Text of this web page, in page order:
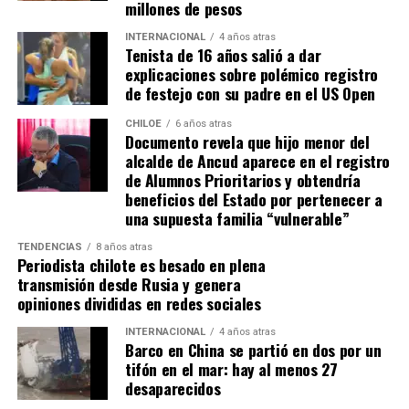
Actualmente, Gómez se encuentra en Santiago
realizando trámites y participando como invitada en
distintos medios de comunicación. Aunque aún no tiene
una fecha exacta para su viaje a Estados Unidos, donde
se administra el medicamento, indicó que esperan
realizarlo «a mediados de junio».
Cabe destacar que, pese a que se logró reunir el dinero y,
por ende, la meta se cumplió, continúan circulando por
redes sociales, eventos a beneficios de Tomás Ross.
¿Como ayudar?
Instagram, Dante_contra_duchenne
Fernando Jara (padre)
19.968.680-1
Banco Falabella, cuenta corriente
11510154944
millones de pesos
INTERNACIONAL 4 años atras
Tenista de 16 años salió a dar
explicaciones sobre polémico registro
de festejo con su padre en el US Open
CHILOE 6 años atras
Documento revela que hijo menor del
alcalde de Ancud aparece en el registro
de Alumnos Prioritarios y obtendría
beneficios del Estado por pertenecer a
una supuesta familia “vulnerable”
TENDENCIAS 8 años atras
Periodista chilote es besado en plena
transmisión desde Rusia y genera
opiniones divididas en redes sociales
INTERNACIONAL 4 años atras
Barco en China se partió en dos por un
tifón en el mar: hay al menos 27
desaparecidos